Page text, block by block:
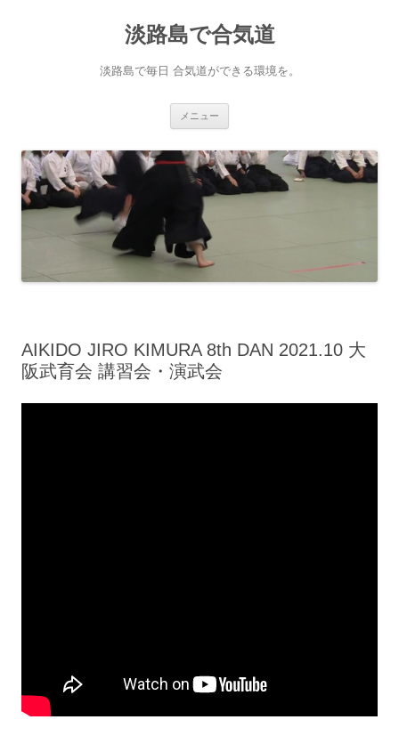
淡路島で合気道
淡路島で毎日 合気道ができる環境を。
メニュー
AIKIDO JIRO KIMURA 8th DAN 2021.10 大
阪武育会 講習会・演武会